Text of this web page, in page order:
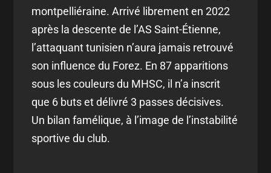
montpelliéraine. Arrivé librement en 2022
après la descente de l’AS Saint-Étienne,
l’attaquant tunisien n’aura jamais retrouvé
son influence du Forez. En 87 apparitions
sous les couleurs du MHSC, il n’a inscrit
que 6 buts et délivré 3 passes décisives.
Un bilan famélique, à l’image de l’instabilité
sportive du club.